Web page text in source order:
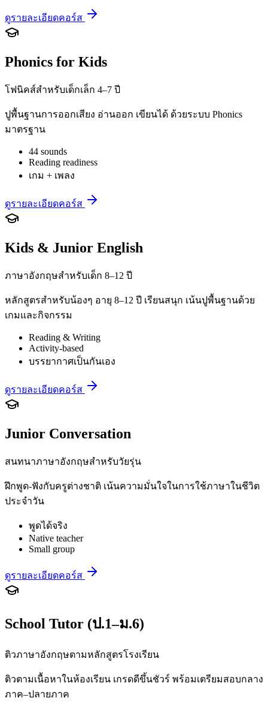
ดูรายละเอียดคอร์ส
Phonics for Kids
โฟนิคส์สำหรับเด็กเล็ก 4–7 ปี
ปูพื้นฐานการออกเสียง อ่านออก เขียนได้ ด้วยระบบ Phonics
มาตรฐาน
44 sounds
Reading readiness
เกม + เพลง
ดูรายละเอียดคอร์ส
Kids & Junior English
ภาษาอังกฤษสำหรับเด็ก 8–12 ปี
หลักสูตรสำหรับน้องๆ อายุ 8–12 ปี เรียนสนุก เน้นปูพื้นฐานด้วย
เกมและกิจกรรม
Reading & Writing
Activity-based
บรรยากาศเป็นกันเอง
ดูรายละเอียดคอร์ส
Junior Conversation
สนทนาภาษาอังกฤษสำหรับวัยรุ่น
ฝึกพูด-ฟังกับครูต่างชาติ เน้นความมั่นใจในการใช้ภาษาในชีวิต
ประจำวัน
พูดได้จริง
Native teacher
Small group
ดูรายละเอียดคอร์ส
School Tutor (ป.1–ม.6)
ติวภาษาอังกฤษตามหลักสูตรโรงเรียน
ติวตามเนื้อหาในห้องเรียน เกรดดีขึ้นชัวร์ พร้อมเตรียมสอบกลาง
ภาค–ปลายภาค